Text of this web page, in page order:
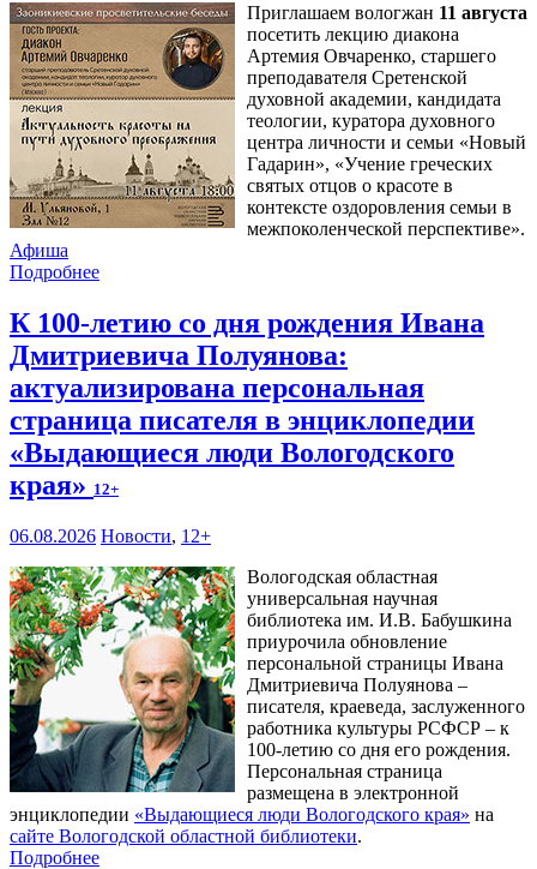
Приглашаем вологжан 11 августа
посетить лекцию диакона
Артемия Овчаренко, старшего
преподавателя Сретенской
духовной академии, кандидата
теологии, куратора духовного
центра личности и семьи «Новый
Гадарин», «Учение греческих
святых отцов о красоте в
контексте оздоровления семьи в
межпоколенческой перспективе».
Афиша
Подробнее
К 100-летию со дня рождения Ивана
Дмитриевича Полуянова:
актуализирована персональная
страница писателя в энциклопедии
«Выдающиеся люди Вологодского
края» 12+
06.08.2026 Новости, 12+
Вологодская областная
универсальная научная
библиотека им. И.В. Бабушкина
приурочила обновление
персональной страницы Ивана
Дмитриевича Полуянова –
писателя, краеведа, заслуженного
работника культуры РСФСР – к
100‑летию со дня его рождения.
Персональная страница
размещена в электронной
энциклопедии «Выдающиеся люди Вологодского края» на
сайте Вологодской областной библиотеки.
Подробнее